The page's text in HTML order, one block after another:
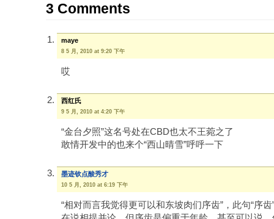
3 Comments
maye
8 5 月, 2010 at 9:20 下午
哎
西红氏
9 5 月, 2010 at 4:20 下午
“金台夕照”这名号处在CBD也太不王菀之了
敢情开发中的也来个“西山晴雪”呼呼一下
墨迹钦点酸秀才
10 5 月, 2010 at 6:19 下午
“相对而言我觉得更可以和东坡肉们序齿”，此句“序